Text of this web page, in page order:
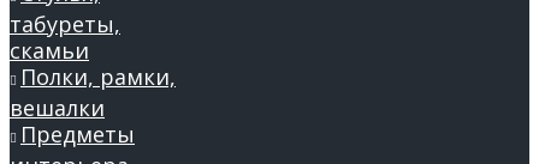
табуреты,
скамьи
Полки, рамки,
вешалки
Предметы